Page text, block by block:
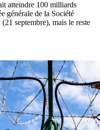
atteindre 100 milliards
générale de la Société
septembre), mais le reste